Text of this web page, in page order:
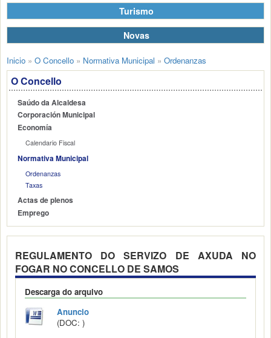
Turismo
Novas
Inicio » O Concello » Normativa Municipal » Ordenanzas
O Concello
Saúdo da Alcaldesa
Corporación Municipal
Economía
Calendario Fiscal
Normativa Municipal
Ordenanzas
Taxas
Actas de plenos
Emprego
REGULAMENTO DO SERVIZO DE AXUDA NO
FOGAR NO CONCELLO DE SAMOS
Descarga do arquivo
Anuncio
(DOC: )